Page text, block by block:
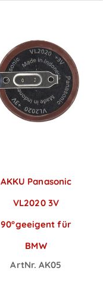
AKKU Panasonic
VL2020 3V
90°geeigent für
BMW
ArtNr. AK05